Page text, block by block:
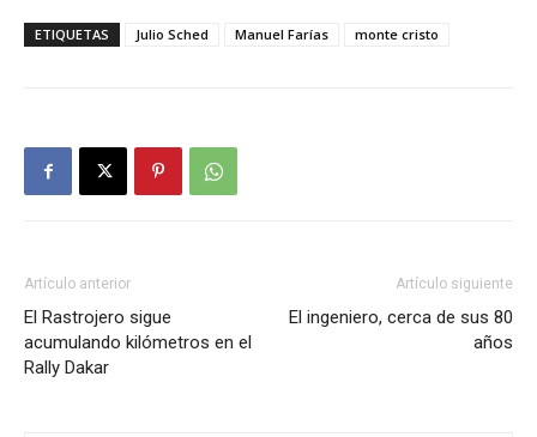
ETIQUETAS Julio Sched Manuel Farías monte cristo
Artículo anterior
El Rastrojero sigue
acumulando kilómetros en el
Rally Dakar
Artículo siguiente
El ingeniero, cerca de sus 80
años